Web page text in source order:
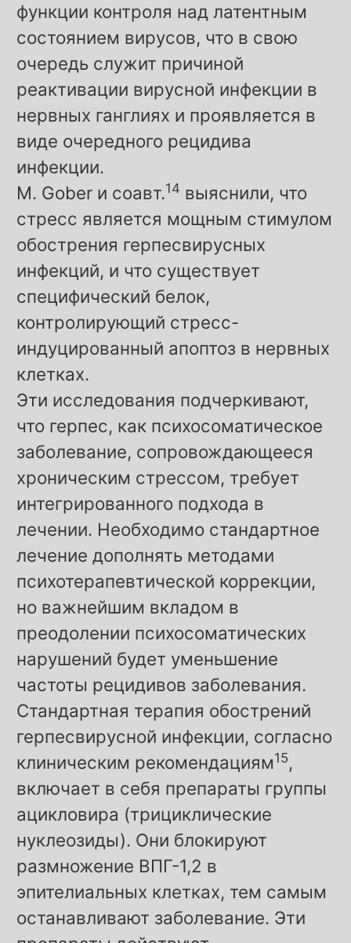
функции контроля над латентным
состоянием вирусов, что в свою
очередь служит причиной
реактивации вирусной инфекции в
нервных ганглиях и проявляется в
виде очередного рецидива
инфекции.
M. Gober и соавт.14 выяснили, что
стресс является мощным стимулом
обострения герпесвирусных
инфекций, и что существует
специфический белок,
контролирующий стресс-
индуцированный апоптоз в нервных
клетках.
Эти исследования подчеркивают,
что герпес, как психосоматическое
заболевание, сопровождающееся
хроническим стрессом, требует
интегрированного подхода в
лечении. Необходимо стандартное
лечение дополнять методами
психотерапевтической коррекции,
но важнейшим вкладом в
преодолении психосоматических
нарушений будет уменьшение
частоты рецидивов заболевания.
Стандартная терапия обострений
герпесвирусной инфекции, согласно
клиническим рекомендациям15,
включает в себя препараты группы
ацикловира (трициклические
нуклеозиды). Они блокируют
размножение ВПГ-1,2 в
эпителиальных клетках, тем самым
останавливают заболевание. Эти